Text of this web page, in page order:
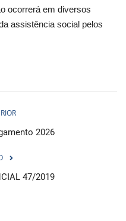
ocorrerá em diversos
assistência social pelos
2026
47/2019